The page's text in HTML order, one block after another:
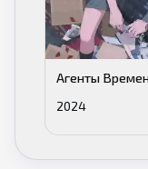
Агенты
2024